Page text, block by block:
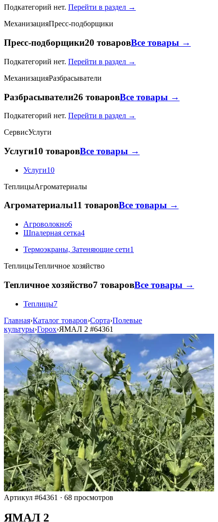
Подкатегорий нет. Перейти в раздел →
МеханизацияПресс-подборщики
Пресс-подборщики20 товаровВсе товары →
Подкатегорий нет. Перейти в раздел →
МеханизацияРазбрасыватели
Разбрасыватели26 товаровВсе товары →
Подкатегорий нет. Перейти в раздел →
СервисУслуги
Услуги10 товаровВсе товары →
Услуги10
ТеплицыАгроматериалы
Агроматериалы11 товаровВсе товары →
Агроволокно6
Шпалерная сетка4
Термоэкраны, Затеняющие сети1
ТеплицыТепличное хозяйство
Тепличное хозяйство7 товаровВсе товары →
Теплицы7
Главная›Каталог товаров›Сорта›Полевые
культуры›Горох›ЯМАЛ 2 #64361
Артикул #64361 · 68 просмотров
ЯМАЛ 2